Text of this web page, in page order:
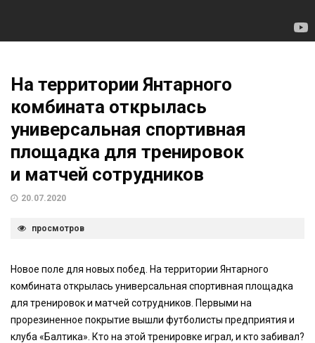
На территории Янтарного
комбината открылась
универсальная спортивная
площадка для тренировок
и матчей сотрудников
20.07.2020
просмотров
Новое поле для новых побед. На территории Янтарного
комбината открылась универсальная спортивная площадка
для тренировок и матчей сотрудников. Первыми на
прорезиненное покрытие вышли футболисты предприятия и
клуба «Балтика». Кто на этой тренировке играл, и кто забивал?